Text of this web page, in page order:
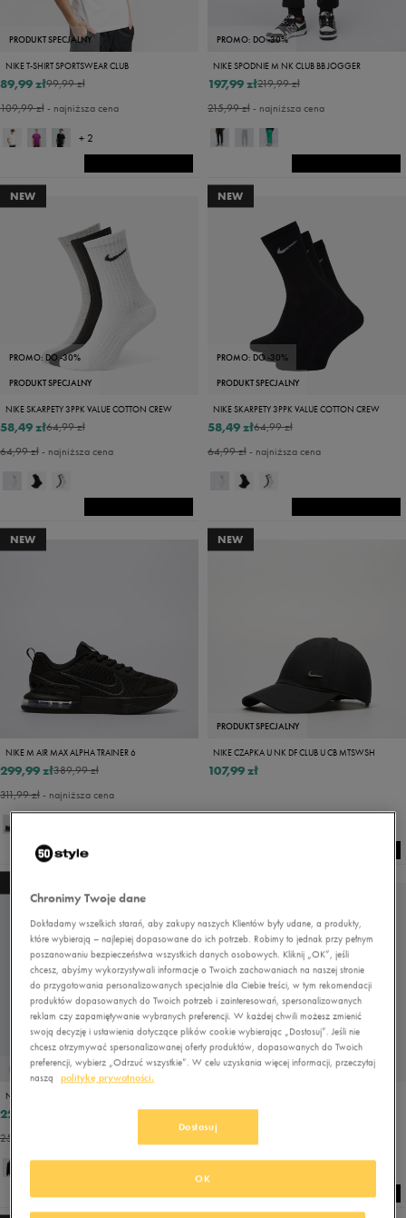
PRODUKT SPECJALNY
NIKE T-SHIRT SPORTSWEAR CLUB
99,99 zł
89,99 zł
109,99 zł- najniższa cena
+ 2
PROMO: DO -30%
NIKE SPODNIE M NK CLUB BB JOGGER
219,99 zł
197,99 zł
215,99 zł- najniższa cena
NEW
PROMO: DO -30%
PRODUKT SPECJALNY
NIKE SKARPETY 3PPK VALUE COTTON CREW
64,99 zł
58,49 zł
64,99 zł- najniższa cena
NEW
PROMO: DO -30%
PRODUKT SPECJALNY
NIKE SKARPETY 3PPK VALUE COTTON CREW
64,99 zł
58,49 zł
64,99 zł- najniższa cena
NEW
NIKE M AIR MAX ALPHA TRAINER 6
389,99 zł
299,99 zł
311,99 zł- najniższa cena
NEW
PRODUKT SPECJALNY
NIKE CZAPKA U NK DF CLUB U CB MTSWSH
107,99 zł
PROMO: DO -30%
224,99 zł
251,99 zł
PRODUKT SPECJALNY
149,99 zł
Chronimy Twoje dane
Dokładamy wszelkich starań, aby zakupy naszych Klientów były udane, a produkty,
które wybierają – najlepiej dopasowane do ich potrzeb. Robimy to jednak przy pełnym
poszanowaniu bezpieczeństwa wszystkich danych osobowych. Kliknij „OK”, jeśli
chcesz, abyśmy wykorzystywali informacje o Twoich zachowaniach na naszej stronie
do przygotowania personalizowanych specjalnie dla Ciebie treści, w tym rekomendacji
produktów dopasowanych do Twoich potrzeb i zainteresowań, spersonalizowanych
reklam czy zapamiętywanie wybranych preferencji. W każdej chwili możesz zmienić
swoją decyzję i ustawienia dotyczące plików cookie wybierając „Dostosuj”. Jeśli nie
chcesz otrzymywać spersonalizowanej oferty produktów, dopasowanych do Twoich
preferencji, wybierz „Odrzuć wszystkie”. W celu uzyskania więcej informacji, przeczytaj
naszą
politykę prywatności.
Dostosuj
OK